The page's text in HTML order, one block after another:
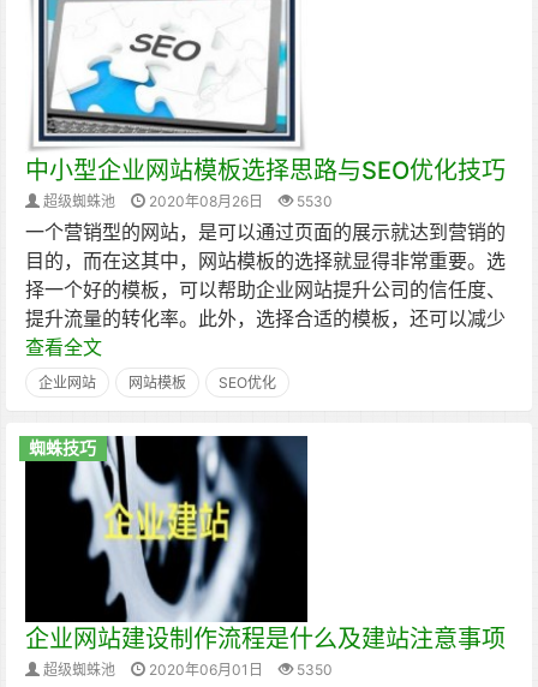
中小型企业网站模板选择思路与SEO优化技巧
超级蜘蛛池 2020年08月26日 5530
一个营销型的网站，是可以通过页面的展示就达到营销的
目的，而在这其中，网站模板的选择就显得非常重要。选
择一个好的模板，可以帮助企业网站提升公司的信任度、
提升流量的转化率。此外，选择合适的模板，还可以减少
查看全文
企业网站 网站模板 SEO优化
蜘蛛技巧
企业网站建设制作流程是什么及建站注意事项
超级蜘蛛池 2020年06月01日 5350